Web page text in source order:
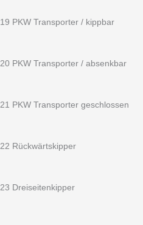
19 PKW Transporter / kippbar
20 PKW Transporter / absenkbar
21 PKW Transporter geschlossen
22 Rückwärtskipper
23 Dreiseitenkipper